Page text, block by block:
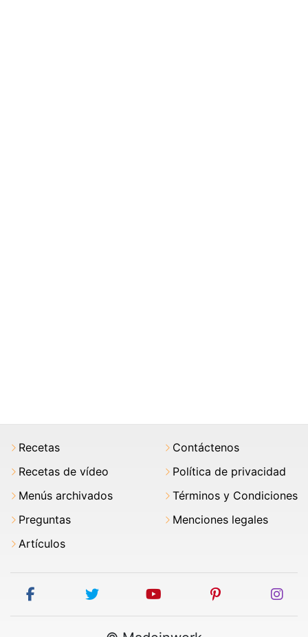
Recetas
Recetas de vídeo
Menús archivados
Preguntas
Artículos
Contáctenos
Política de privacidad
Términos y Condiciones
Menciones legales
facebook twitter youtube pinterest